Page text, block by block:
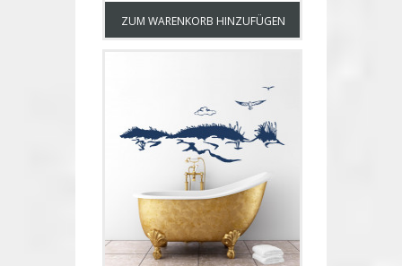
ZUM WARENKORB HINZUFÜGEN